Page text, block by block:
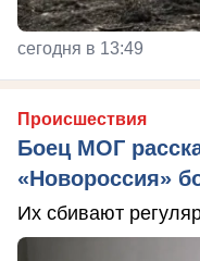
сегодня в 13:49
Происшествия
Боец МОГ
«Новороссия»
Их сбивают